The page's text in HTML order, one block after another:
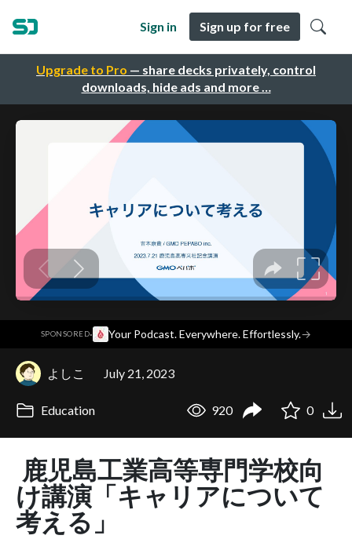
Upgrade to Pro — share decks privately, control
downloads, hide ads and more …
Sign in Sign up for free
SPONSORED· Your Podcast. Everywhere. Effortlessly.→
よしこ July 21, 2023
Education 920 0
鹿児島工業高等専門学校向
け講演「キャリアについて
考える」